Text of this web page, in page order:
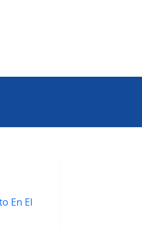
En El